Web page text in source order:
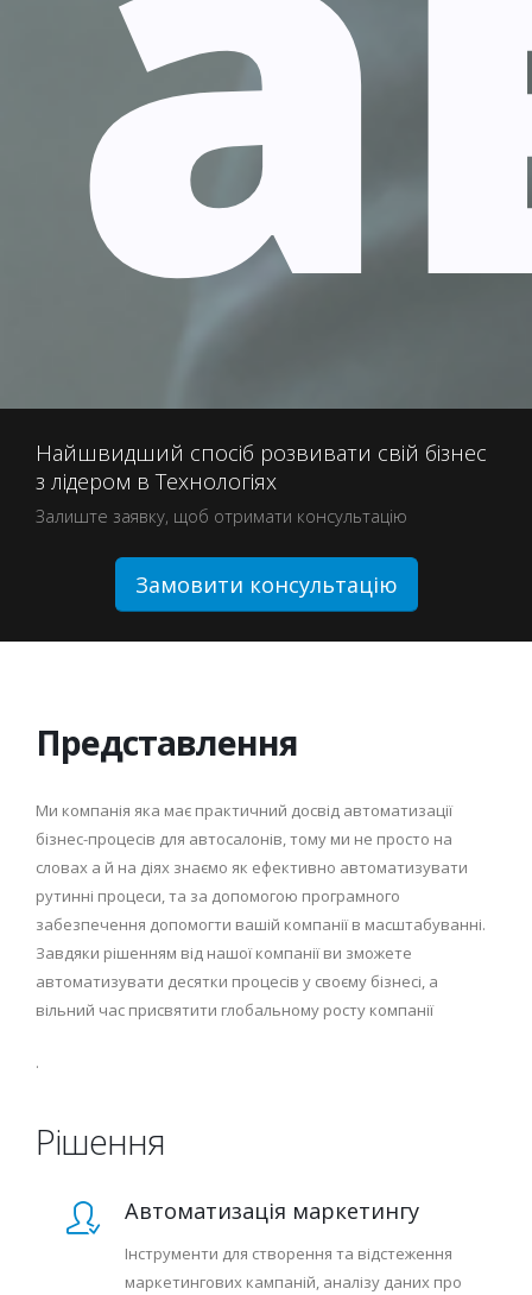
Найшвидший спосіб розвивати свій бізнес
з лідером в Технологіях
Залиште заявку, щоб отримати консультацію
Замовити консультацію
Представлення
Ми компанія яка має практичний досвід автоматизації
бізнес-процесів для автосалонів, тому ми не просто на
словах а й на діях знаємо як ефективно автоматизувати
рутинні процеси, та за допомогою програмного
забезпечення допомогти вашій компанії в масштабуванні.​
Завдяки рішенням від нашої компанії ви зможете
автоматизувати десятки процесів у своєму бізнесі, а
вільний час присвятити глобальному росту компанії​
.
Рішення
Автоматизація маркетингу
Інструменти для створення та відстеження
маркетингових кампаній, аналізу даних про